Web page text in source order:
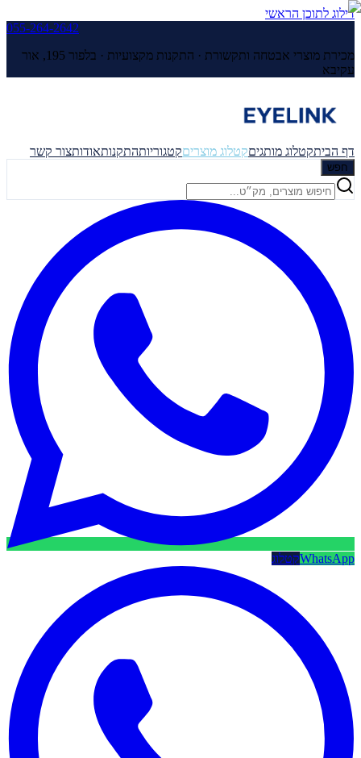
דילוג לתוכן הראשי
055-264-2642
מכירת מוצרי אבטחה ותקשורת · התקנות מקצועיות ·
בלפור 195, אור
עקיבא
דף הביתקטלוג מותגיםקטלוג מוצריםקטגוריותהתקנותאודותצור קשר
חפש
WhatsAppקטלוג